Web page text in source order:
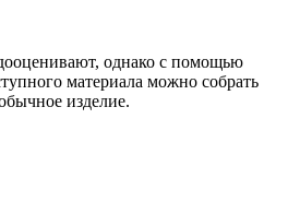
однако с помощью
материала можно собрать
изделие.